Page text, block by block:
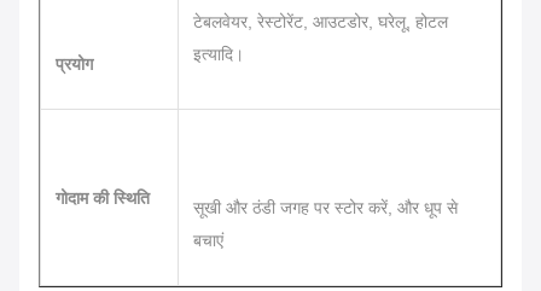
प्रयोग
टेबलवेयर, रेस्टोरेंट, आउटडोर, घरेलू, होटल
इत्यादि।
गोदाम की स्थिति
सूखी और ठंडी जगह पर स्टोर करें, और धूप से
बचाएं